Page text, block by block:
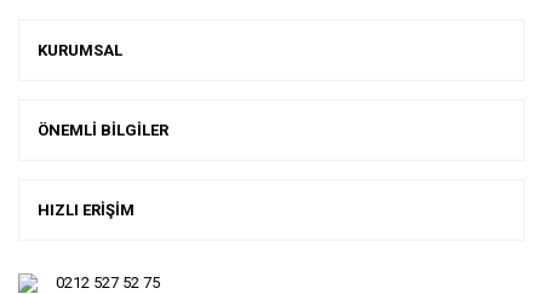
KURUMSAL
ÖNEMLİ BİLGİLER
HIZLI ERİŞİM
0212 527 52 75